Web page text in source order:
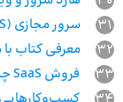
31
سرور مجازی (VPS) چیست؟ + مزایا، کاربردها و نکات خرید
32
معرفی کتاب
33
فروش SaaS چیست؟